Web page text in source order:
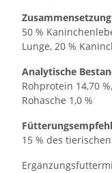
Zusammensetzung
50 %
Lunge, 20 %
Analytische
Rohprotein 14,70
Rohasche 1,0 %
15 % des